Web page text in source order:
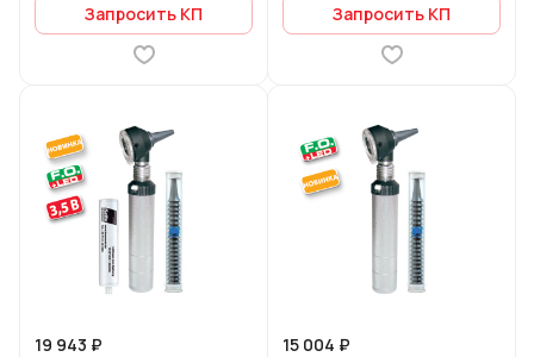
Запросить КП Запросить КП
19 943 ₽
15 004 ₽